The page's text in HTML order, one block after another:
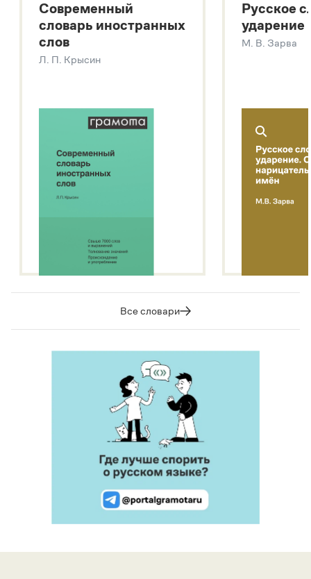
Большой толковый словарь русских глаголов
Современный словарь иностранных слов
Звук – технология синтеза платформы
SaluteSpeech
Современный
словарь иностранных
слов
Л. П. Крысин
Русское
ударение
М. В. Зарва
Все словари